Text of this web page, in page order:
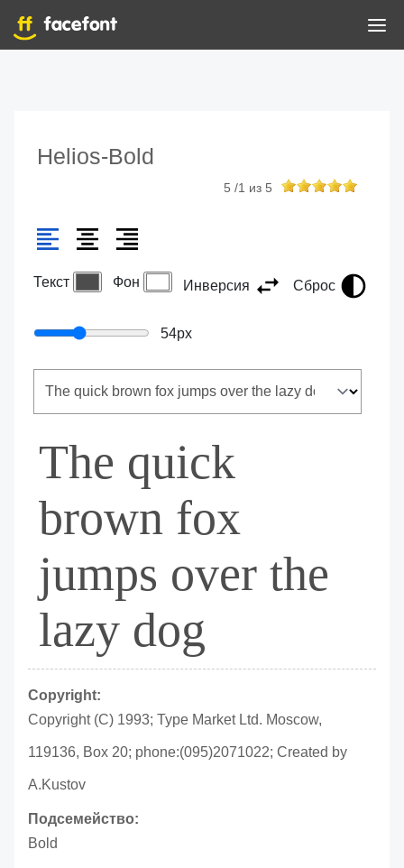
Helios-Bold
5 /1 из 5
Текст Фон Инверсия Сброс
54px
The quick
brown fox
jumps over the
lazy dog
Copyright:
Copyright (C) 1993; Type Market Ltd. Moscow,
119136, Box 20; phone:(095)2071022; Created by
A.Kustov
Подсемейство:
Bold